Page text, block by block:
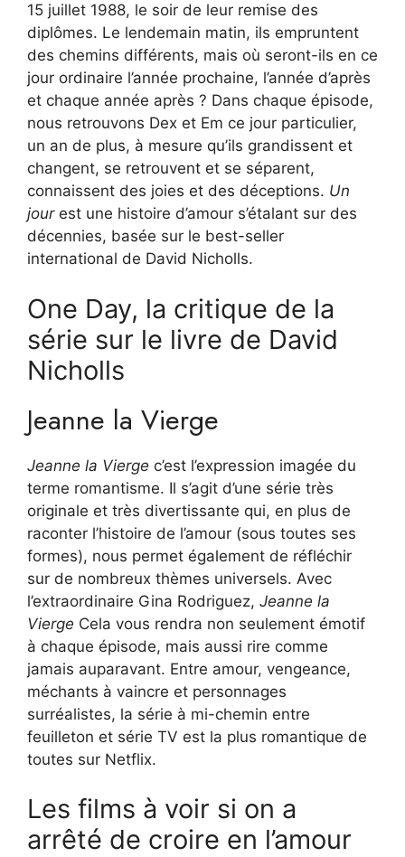
15 juillet 1988, le soir de leur remise des
diplômes. Le lendemain matin, ils empruntent
des chemins différents, mais où seront-ils en ce
jour ordinaire l’année prochaine, l’année d’après
et chaque année après ? Dans chaque épisode,
nous retrouvons Dex et Em ce jour particulier,
un an de plus, à mesure qu’ils grandissent et
changent, se retrouvent et se séparent,
connaissent des joies et des déceptions. Un
jourest une histoire d’amour s’étalant sur des
décennies, basée sur le best-seller
international de David Nicholls.
One Day, la critique de la
série sur le livre de David
Nicholls
Jeanne la Vierge
Jeanne la Vierge c’est l’expression imagée du
terme romantisme. Il s’agit d’une série très
originale et très divertissante qui, en plus de
raconter l’histoire de l’amour (sous toutes ses
formes), nous permet également de réfléchir
sur de nombreux thèmes universels. Avec
l’extraordinaire Gina Rodriguez, Jeanne la
Vierge Cela vous rendra non seulement émotif
à chaque épisode, mais aussi rire comme
jamais auparavant. Entre amour, vengeance,
méchants à vaincre et personnages
surréalistes, la série à mi-chemin entre
feuilleton et série TV est la plus romantique de
toutes sur Netflix.
Les films à voir si on a
arrêté de croire en l’amour